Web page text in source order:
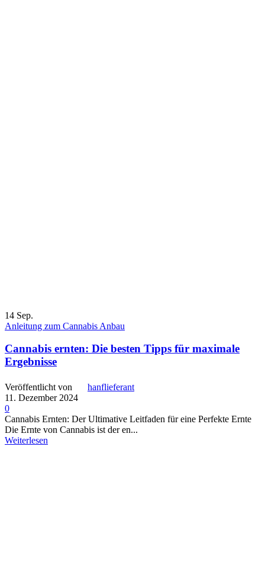
14 Sep.
Anleitung zum Cannabis Anbau
Cannabis ernten: Die besten Tipps für maximale
Ergebnisse
Veröffentlicht von
hanflieferant
11. Dezember 2024
0
Cannabis Ernten: Der Ultimative Leitfaden für eine Perfekte Ernte
Die Ernte von Cannabis ist der en...
Weiterlesen